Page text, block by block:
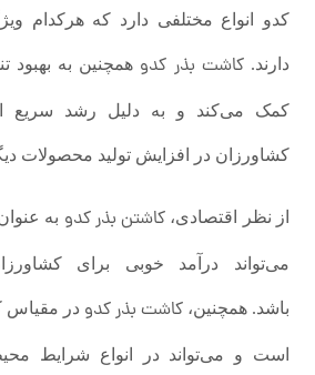
کدو انواع مختلفی دارد که هرکدام
دارند.کاشت بذر کدو همچنین به بهبود
کمک می‌کند و به دلیل رشد سریع
کشاورزان در افزایش تولید محصولات
از نظر اقتصادی، کاشتن بذر کدو به
می‌تواند درآمد خوبی برای
باشد. همچنین، کاشت بذر کدو در
است و می‌تواند در انواع شرایط